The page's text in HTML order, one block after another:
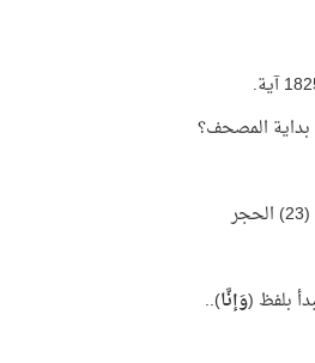
(23) الحجر
وَإنَّا)..